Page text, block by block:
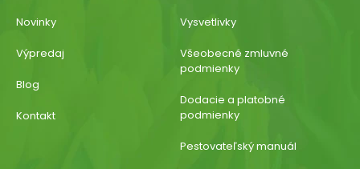
Novinky
Výpredaj
Blog
Kontakt
Vysvetlivky
Všeobecné zmluvné
podmienky
Dodacie a platobné
podmienky
Pestovateľský manuál